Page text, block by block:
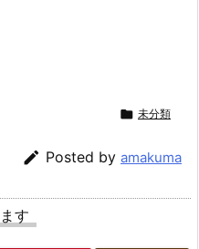
 未分類
 Posted by amakuma
す